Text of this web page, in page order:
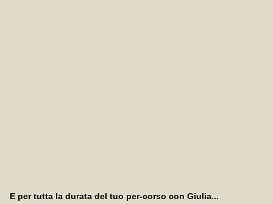
E per tutta la durata del tuo per-corso con Giulia...